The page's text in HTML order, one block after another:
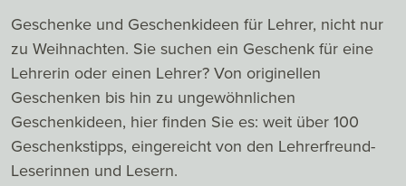
Geschenke und Geschenkideen für Lehrer, nicht nur
zu Weihnachten. Sie suchen ein Geschenk für eine
Lehrerin oder einen Lehrer? Von originellen
Geschenken bis hin zu ungewöhnlichen
Geschenkideen, hier finden Sie es: weit über 100
Geschenkstipps, eingereicht von den Lehrerfreund-
Leserinnen und Lesern.